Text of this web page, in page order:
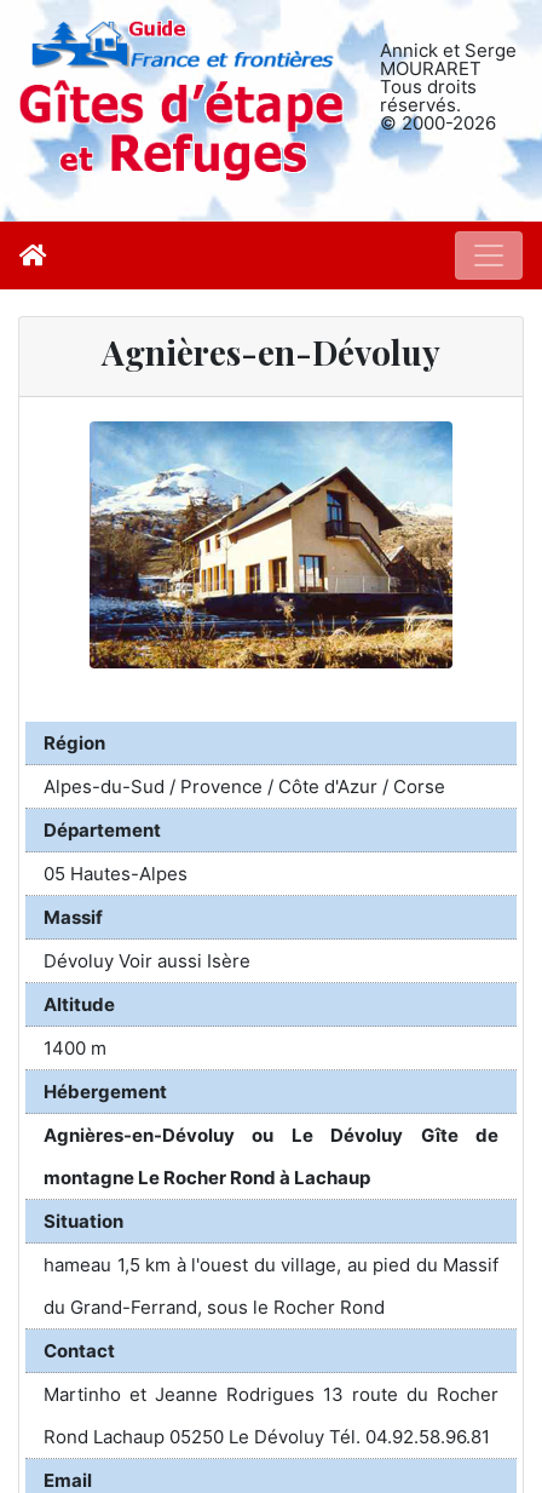
Annick et Serge
MOURARET
Tous droits
réservés.
© 2000-2026
Agnières-en-Dévoluy
Région
Alpes-du-Sud / Provence / Côte d'Azur / Corse
Département
05 Hautes-Alpes
Massif
Dévoluy Voir aussi Isère
Altitude
1400 m
Hébergement
Agnières-en-Dévoluy ou Le Dévoluy Gîte de
montagne Le Rocher Rond à Lachaup
Situation
hameau 1,5 km à l'ouest du village, au pied du Massif
du Grand-Ferrand, sous le Rocher Rond
Contact
Martinho et Jeanne Rodrigues 13 route du Rocher
Rond Lachaup 05250 Le Dévoluy Tél. 04.92.58.96.81
Email